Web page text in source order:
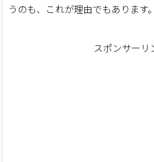
うのも、これが理由でもあります。
スポンサーリ